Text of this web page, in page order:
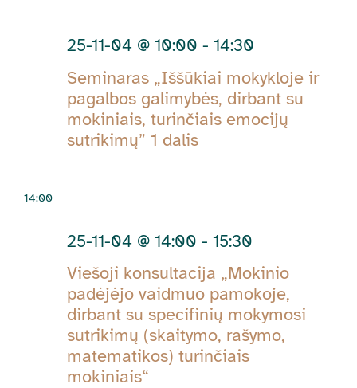
Seminaras „Iššūkiai mokykloje ir
pagalbos galimybės, dirbant su
mokiniais, turinčiais emocijų
sutrikimų” 1 dalis
25-11-04 @ 10:00 - 14:30
14:00
Viešoji konsultacija „Mokinio
padėjėjo vaidmuo pamokoje,
dirbant su specifinių mokymosi
sutrikimų (skaitymo, rašymo,
matematikos) turinčiais
mokiniais“
25-11-04 @ 14:00 - 15:30